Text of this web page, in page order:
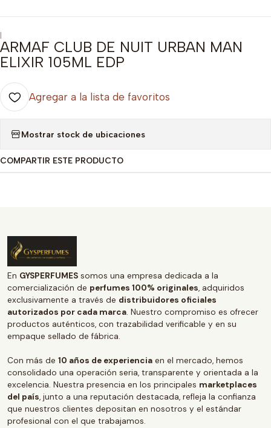
|
ARMAF CLUB DE NUIT URBAN MAN
ELIXIR 105ML EDP
Agregar a la lista de favoritos
Mostrar stock de ubicaciones
COMPARTIR ESTE PRODUCTO
En GYSPERFUMES somos una empresa dedicada a la
comercialización de perfumes 100% originales, adquiridos
exclusivamente a través de distribuidores oficiales
autorizados por cada marca. Nuestro compromiso es ofrecer
productos auténticos, con trazabilidad verificable y en su
empaque sellado de fábrica.
Con más de 10 años de experiencia en el mercado, hemos
consolidado una operación seria, transparente y orientada a la
excelencia. Nuestra presencia en los principales marketplaces
del país, junto a una reputación destacada, refleja la confianza
que nuestros clientes depositan en nosotros y el estándar
profesional con el que trabajamos.